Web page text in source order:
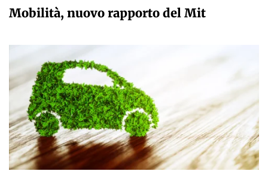
Mobilità, nuovo rapporto del Mit